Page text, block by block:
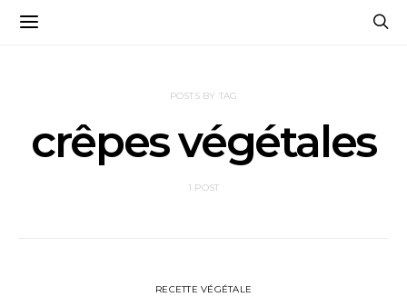
POSTS BY TAG
crêpes végétales
1 POST
RECETTE VÉGÉTALE